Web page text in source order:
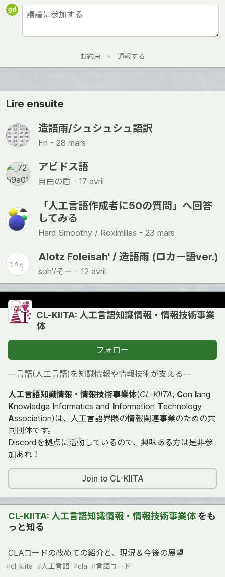
お約束 • 通報する
Lire ensuite
造語雨/シュシュシュ語訳
Fn - 28 mars
アビドス語
自由の盾 - 17 avril
「人工言語作成者に50の質問」へ回答
してみる
Hard Smoothy / Roximillas - 23 mars
Alotz Foleisah' / 造語雨 (ロカー語ver.)
soh'/そー - 12 avril
CL-KIITA: 人工言語知識情報・情報技術事業
体
フォロー
―言語(人工言語)を知識情報や情報技術が支える―
人工言語知識情報・情報技術事業体(CL-KIITA, Con lang
Knowledge Informatics and Information Technology
Association)は、人工言語界隈の情報関連事業のための共
同団体です。
Discordを拠点に活動しているので、興味ある方は是非参
加あれ！
Join to CL-KIITA
CL-KIITA: 人工言語知識情報・情報技術事業体をも
っと知る
CLAコードの改めての紹介と、現況＆今後の展望
#cl_kiita #人工言語 #cla #言語コード